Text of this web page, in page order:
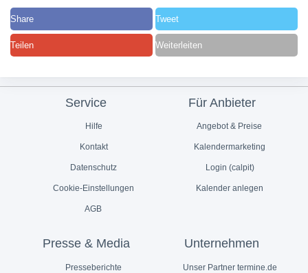
Share Tweet
Teilen Weiterleiten
Service
Hilfe
Kontakt
Datenschutz
Cookie-Einstellungen
AGB
Für Anbieter
Angebot & Preise
Kalendermarketing
Login (calpit)
Kalender anlegen
Presse & Media
Presseberichte
Unternehmen
Unser Partner termine.de